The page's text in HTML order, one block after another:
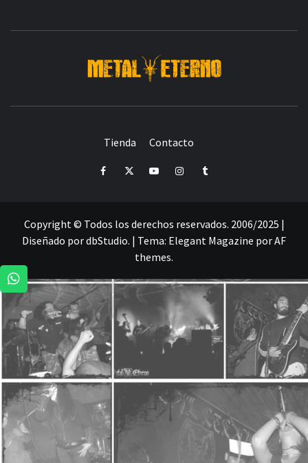
CRÓNICAS DE RECITALES
PRENSA
Tienda Contacto
FacebookTwitterYoutubeInstagramTumblr
Copyright © Todos los derechos reservados. 2006/2025 |
Diseñado por dbStudio. | Tema: Elegant Magazine porAF
themes.